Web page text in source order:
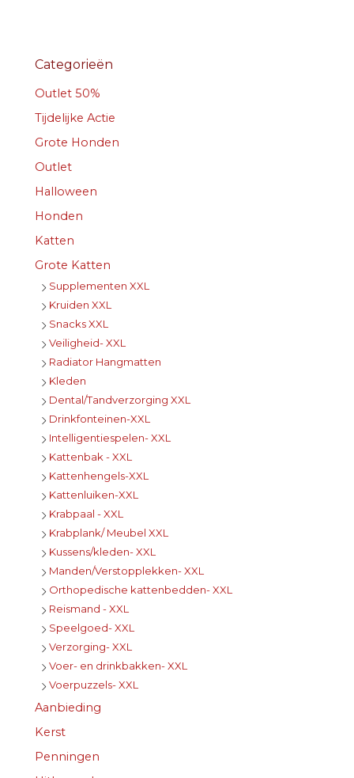
Categorieën
Outlet 50%
Tijdelijke Actie
Grote Honden
Outlet
Halloween
Honden
Katten
Grote Katten
Supplementen XXL
Kruiden XXL
Snacks XXL
Veiligheid- XXL
Radiator Hangmatten
Kleden
Dental/Tandverzorging XXL
Drinkfonteinen-XXL
Intelligentiespelen- XXL
Kattenbak - XXL
Kattenhengels-XXL
Kattenluiken-XXL
Krabpaal - XXL
Krabplank/ Meubel XXL
Kussens/kleden- XXL
Manden/Verstopplekken- XXL
Orthopedische kattenbedden- XXL
Reismand - XXL
Speelgoed- XXL
Verzorging- XXL
Voer- en drinkbakken- XXL
Voerpuzzels- XXL
Aanbieding
Kerst
Penningen